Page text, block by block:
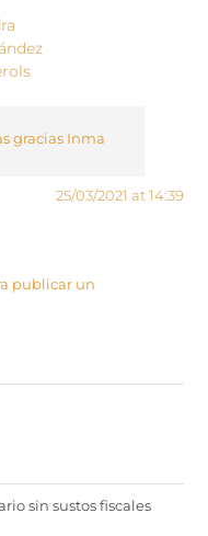
gracias Inma
25/03/2021 at 14:39
publicar un
sin sustos fiscales